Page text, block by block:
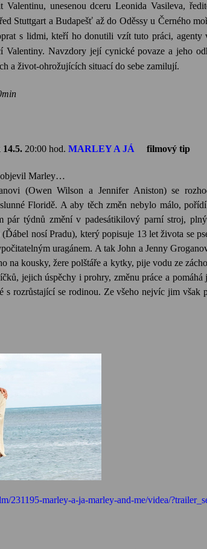
unesenou dceru Leonida Vasileva,
Stuttgart a Budapešť až do Oděssyu Černého
s lidmi, kteří ho donutili vzít tuto práci, agenty
Valentiny. Navzdory její cynické povaze a jeho
a život-ohrožujících situací do sebe zamilují.
14.5. 20:00 hod. MARLEY A JÁ filmový tip
Marley…
(Owen Wilson a Jennifer Aniston) se
Floridě. A aby těch změn nebylo málo,
pár týdnů změní v padesátikilový parní stroj,
nosí Pradu), který popisuje 13 let života se
uragánem. A tak John a Jenny
na kousky, žere polštáře a kytky, pije vodu ze
jejich úspěchy i prohry, změnu práce a
s rozrůstající se rodinou. Ze všeho nejvíc jim však
231195-marley-a-ja-marley-and-me/videa/